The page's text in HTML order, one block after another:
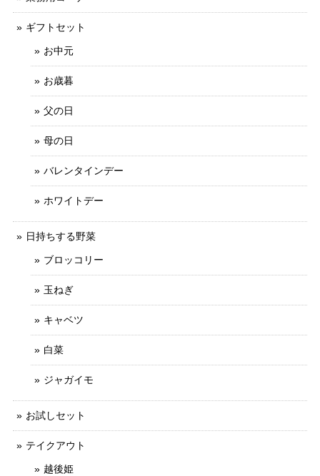
ギフトセット
お中元
お歳暮
父の日
母の日
バレンタインデー
ホワイトデー
日持ちする野菜
ブロッコリー
玉ねぎ
キャベツ
白菜
ジャガイモ
お試しセット
テイクアウト
越後姫